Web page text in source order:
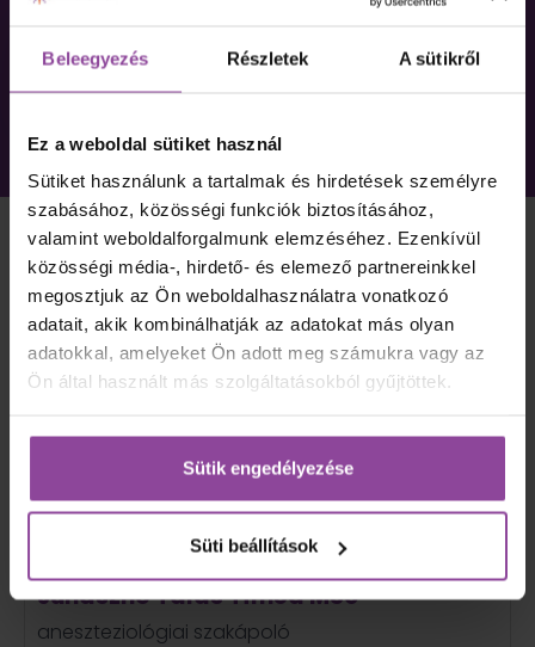
Beleegyezés Részletek A sütikről
Ez a weboldal sütiket használ
Sütiket használunk a tartalmak és hirdetések személyre
szabásához, közösségi funkciók biztosításához,
valamint weboldalforgalmunk elemzéséhez. Ezenkívül
közösségi média-, hirdető- és elemező partnereinkkel
megosztjuk az Ön weboldalhasználatra vonatkozó
adatait, akik kombinálhatják az adatokat más olyan
adatokkal, amelyeket Ön adott meg számukra vagy az
Ön által használt más szolgáltatásokból gyűjtöttek.
Sütik engedélyezése
Süti beállítások
intelligencia az
Előadóink
Dr. Mácsai Előd
Juhászné Tálas Tímea MSc
aneszteziológiai szakápoló